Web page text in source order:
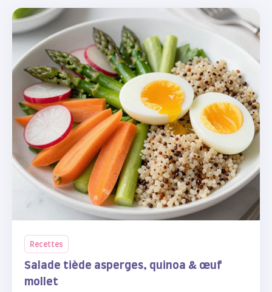
Recettes
Salade tiède asperges, quinoa & œuf
mollet